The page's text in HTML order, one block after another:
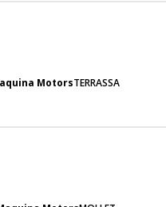
MotorsTERRASSA